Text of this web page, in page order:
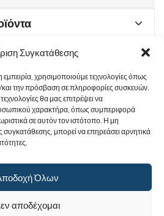
Συγκατάθεσης
χρησιμοποιούμε τεχνολογίες όπως
την πρόσβαση σε πληροφορίες συσκευών.
θα μας επιτρέψει να
χαρακτήρα, όπως συμπεριφορά
σε αυτόν τον ιστότοπο. Η μη
μπορεί να επηρεάσει αρνητικά
Όλων
αποδέχομαι
Αγίας Παρασκευής
Powered by |